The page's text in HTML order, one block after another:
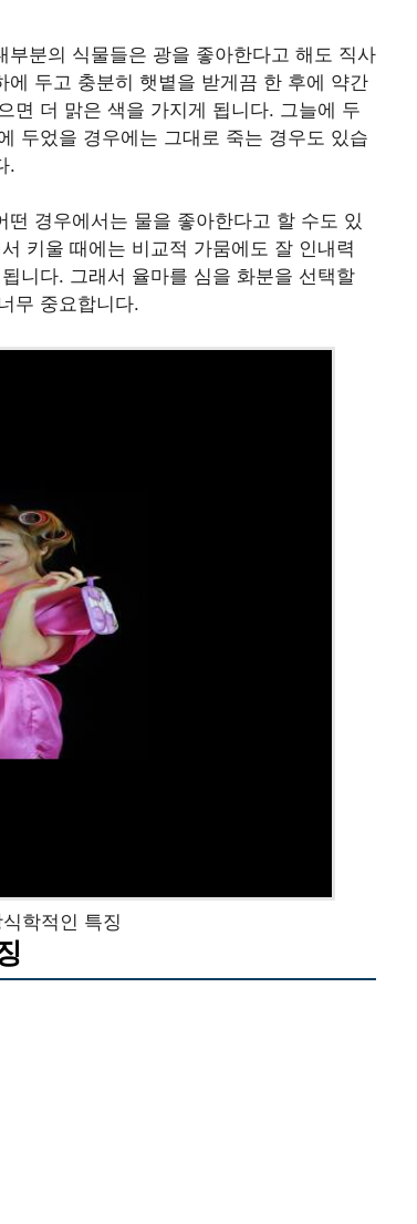
분의 식물들은 광을 좋아한다고 해도 직사
두고 충분히 햇볕을 받게끔 한 후에 약간
면 더 맑은 색을 가지게 됩니다. 그늘에 두
두었을 경우에는 그대로 죽는 경우도 있습
.
경우에서는 물을 좋아한다고 할 수도 있
키울 때에는 비교적 가뭄에도 잘 인내력
니다. 그래서 율마를 심을 화분을 선택할
무 중요합니다.
학적인 특징